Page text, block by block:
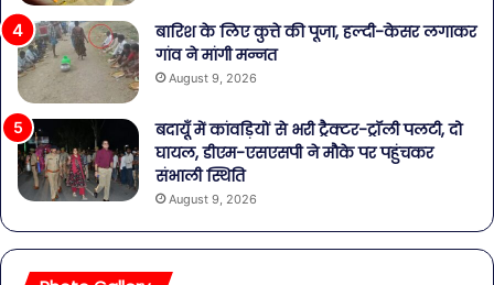
बारिश के लिए कुत्ते की पूजा, हल्दी-केसर लगाकर
गांव ने मांगी मन्नत
August 9, 2026
बदायूँ में कांवड़ियों से भरी ट्रैक्टर-ट्रॉली पलटी, दो
घायल, डीएम-एसएसपी ने मौके पर पहुंचकर
संभाली स्थिति
August 9, 2026